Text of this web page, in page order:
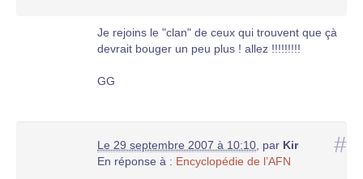
Je rejoins le "clan" de ceux qui trouvent que çà
devrait bouger un peu plus ! allez !!!!!!!!!
GG
#
Le 29 septembre 2007 à 10:10 par Kir
En réponse à : Encyclopédie de l’AFN